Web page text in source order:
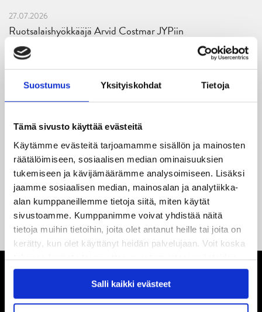
Suostumus Yksityiskohdat Tietoja
Tämä sivusto käyttää evästeitä
Käytämme evästeitä tarjoamamme sisällön ja mainosten
räätälöimiseen, sosiaalisen median ominaisuuksien
tukemiseen ja kävijämäärämme analysoimiseen. Lisäksi
jaamme sosiaalisen median, mainosalan ja analytiikka-
alan kumppaneillemme tietoja siitä, miten käytät
sivustoamme. Kumppanimme voivat yhdistää näitä
tietoja muihin tietoihin, joita olet antanut heille tai joita on
kerätty, kun olet käyttänyt heidän palvelujaan. Voit koska
tahansa kumota tai muuttaa suostumustasi evästeiden
käytöstäEvästeet-sivultamme.
Salli kaikki evästeet
27.07.2026
Ruotsalaishyökkääjä Arvid Costmar JYPiin
25.06.2026
JYP ja Secto Rally Finland yhteistyöhön
02.06.2026
27.05.2026
Reece Newkirk vahvistamaan JYP-hyökkäystä!
18.05.2026
Jaatinen ja Liljamo jatkosopimuksiin – JYPin ja KeuPa HT:n
yhteistyö jatkuu